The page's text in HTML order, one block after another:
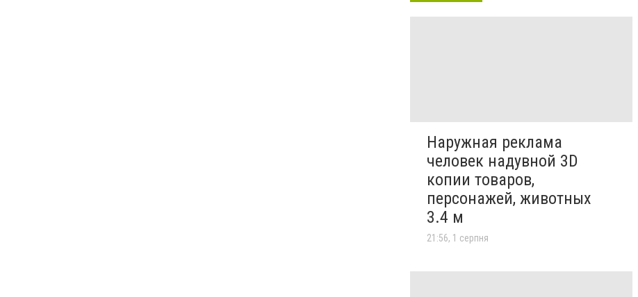
Наружная реклама
человек надувной 3D
копии товаров,
персонажей, животных
3.4 м
21:56, 1 серпня